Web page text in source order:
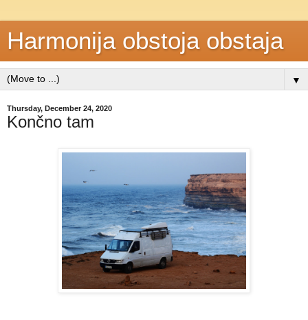
Harmonija obstoja obstaja
▼
Thursday, December 24, 2020
Končno tam